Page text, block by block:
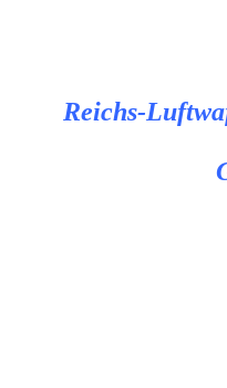
Reichs-